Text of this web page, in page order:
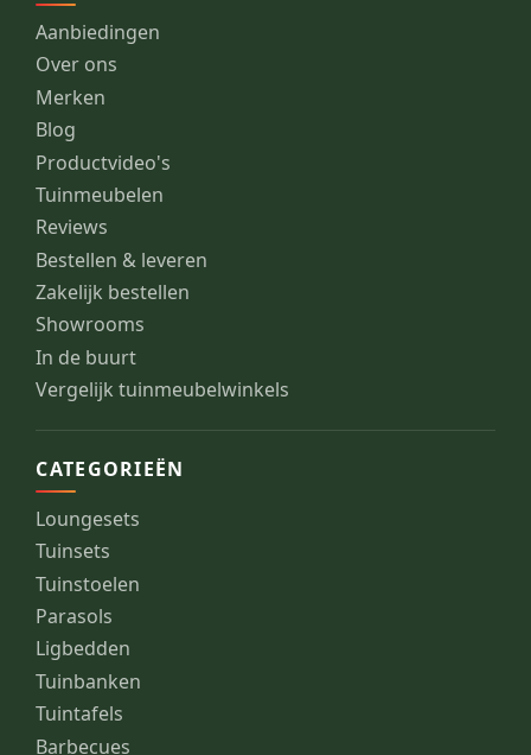
Aanbiedingen
Over ons
Merken
Blog
Productvideo's
Tuinmeubelen
Reviews
Bestellen & leveren
Zakelijk bestellen
Showrooms
In de buurt
Vergelijk tuinmeubelwinkels
CATEGORIEËN
Loungesets
Tuinsets
Tuinstoelen
Parasols
Ligbedden
Tuinbanken
Tuintafels
Barbecues